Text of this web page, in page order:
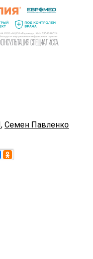
, Семен Павленко